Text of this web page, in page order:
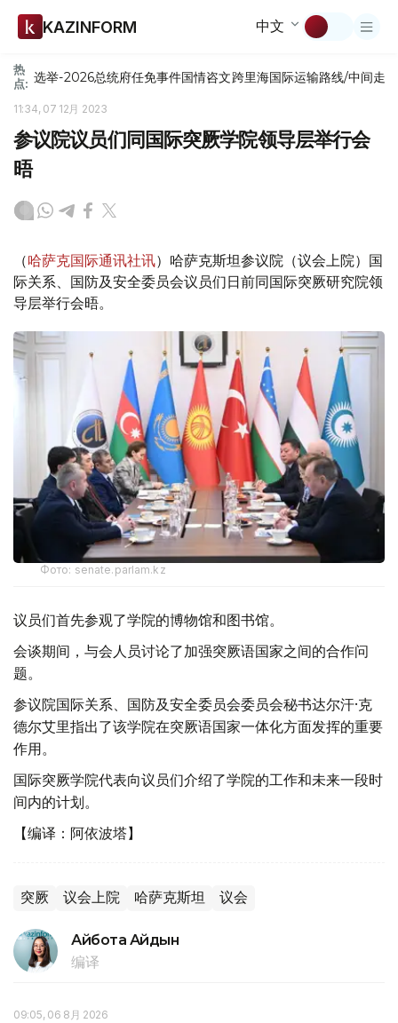
KAZINFORM 中文
热
点: 选举-2026总统府任免事件国情咨文跨里海国际运输路线/中间走廊
11:34, 07 12月 2023
参议院议员们同国际突厥学院领导层举行会
晤
（哈萨克国际通讯社讯）哈萨克斯坦参议院（议会上院）国
际关系、国防及安全委员会议员们日前同国际突厥研究院领
导层举行会晤。
Фото: senate.parlam.kz
议员们首先参观了学院的博物馆和图书馆。
会谈期间，与会人员讨论了加强突厥语国家之间的合作问
题。
参议院国际关系、国防及安全委员会委员会秘书达尔汗·克
德尔艾里指出了该学院在突厥语国家一体化方面发挥的重要
作用。
国际突厥学院代表向议员们介绍了学院的工作和未来一段时
间内的计划。
【编译：阿依波塔】
突厥 议会上院 哈萨克斯坦 议会
Айбота Айдын
编译
09:05, 06 8月 2026